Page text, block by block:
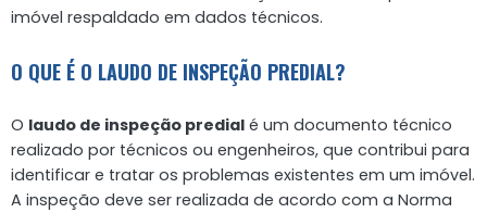
imóvel respaldado em dados técnicos.
O QUE É O LAUDO DE INSPEÇÃO PREDIAL?
O laudo de inspeção predial é um documento técnico
realizado por técnicos ou engenheiros, que contribui para
identificar e tratar os problemas existentes em um imóvel.
A inspeção deve ser realizada de acordo com a Norma